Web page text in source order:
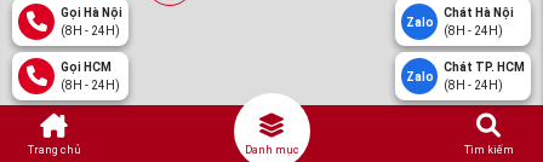
Trang chủ Danh mục Tìm kiếm
Gọi Hà Nội
(8H - 24H)
Gọi HCM
(8H - 24H)
Zalo
Chát Hà Nội
(8H - 24H)
Zalo
Chát TP. HCM
(8H - 24H)